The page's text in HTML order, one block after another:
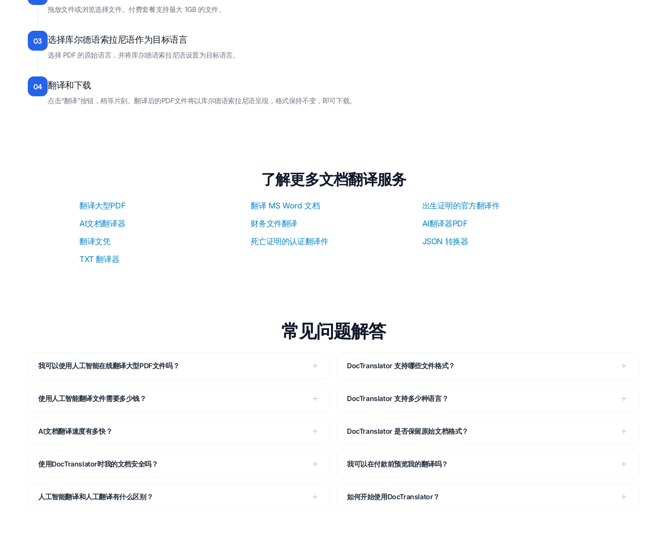
拖放文件或浏览选择文件。付费套餐支持最大 1GB 的文件。
03 选择库尔德语索拉尼语作为目标语言
选择 PDF 的原始语言，并将库尔德语索拉尼语设置为目标语言。
04 翻译和下载
点击“翻译”按钮，稍等片刻。翻译后的PDF文件将以库尔德语索拉尼语呈现，格式保持不变，即可下载。
了解更多文档翻译服务
翻译大型PDF 翻译 MS Word 文档
出生证明的官方翻译件
AI文档翻译器
财务文件翻译
AI翻译器PDF
翻译文凭
死亡证明的认证翻译件
JSON 转换器
TXT 翻译器
常见问题解答
我可以使用人工智能在线翻译大型PDF文件吗？ DocTranslator 支持哪些文件格式？
使用人工智能翻译文件需要多少钱？ DocTranslator 支持多少种语言？
AI文档翻译速度有多快？ DocTranslator 是否保留原始文档格式？
使用DocTranslator时我的文档安全吗？ 我可以在付款前预览我的翻译吗？
人工智能翻译和人工翻译有什么区别？ 如何开始使用DocTranslator？